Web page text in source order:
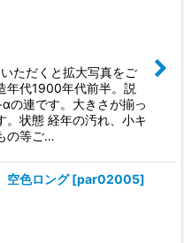
ただくと拡大写真をご
年代1900年代前半。説
の連です。大きさが揃っ
。状態 経年の汚れ、小キ
の等ご…
空色ロング [par02005]